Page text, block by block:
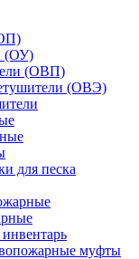
(ОУ)
(ОВП)
(ОВЭ)
для песка
муфты